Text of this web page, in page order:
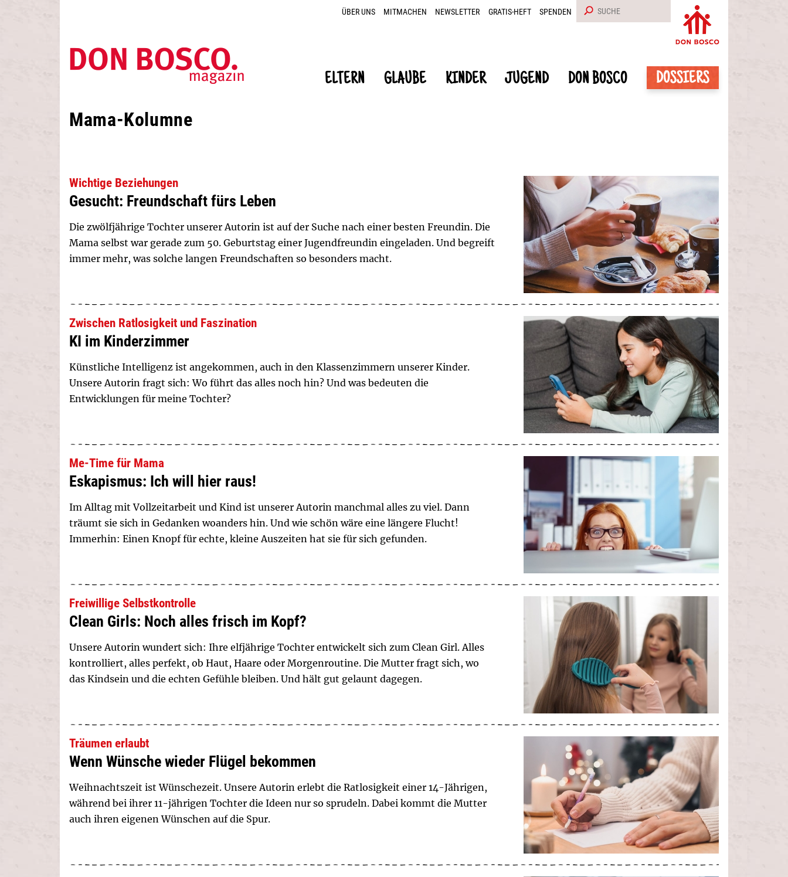
ÜBER UNS MITMACHEN NEWSLETTER GRATIS-HEFT SPENDEN
ELTERN GLAUBE KINDER JUGEND DON BOSCO DOSSIERS
Mama-Kolumne
Wichtige Beziehungen
Gesucht: Freundschaft fürs Leben
Die zwölfjährige Tochter unserer Autorin ist auf der Suche nach einer besten Freundin. Die
Mama selbst war gerade zum 50. Geburtstag einer Jugendfreundin eingeladen. Und begreift
immer mehr, was solche langen Freundschaften so besonders macht.
Zwischen Ratlosigkeit und Faszination
KI im Kinderzimmer
Künstliche Intelligenz ist angekommen, auch in den Klassenzimmern unserer Kinder.
Unsere Autorin fragt sich: Wo führt das alles noch hin? Und was bedeuten die
Entwicklungen für meine Tochter?
Me-Time für Mama
Eskapismus: Ich will hier raus!
Im Alltag mit Vollzeitarbeit und Kind ist unserer Autorin manchmal alles zu viel. Dann
träumt sie sich in Gedanken woanders hin. Und wie schön wäre eine längere Flucht!
Immerhin: Einen Knopf für echte, kleine Auszeiten hat sie für sich gefunden.
Freiwillige Selbstkontrolle
Clean Girls: Noch alles frisch im Kopf?
Unsere Autorin wundert sich: Ihre elfjährige Tochter entwickelt sich zum Clean Girl. Alles
kontrolliert, alles perfekt, ob Haut, Haare oder Morgenroutine. Die Mutter fragt sich, wo
das Kindsein und die echten Gefühle bleiben. Und hält gut gelaunt dagegen.
Träumen erlaubt
Wenn Wünsche wieder Flügel bekommen
Weihnachtszeit ist Wünschezeit. Unsere Autorin erlebt die Ratlosigkeit einer 14-Jährigen,
während bei ihrer 11-jährigen Tochter die Ideen nur so sprudeln. Dabei kommt die Mutter
auch ihren eigenen Wünschen auf die Spur.